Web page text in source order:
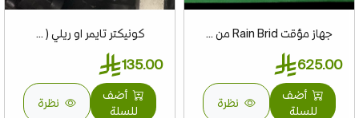
جهاز مؤقت Rain Brid من ...
625.00
أضف
للسلة
نظرة
كونيكتر تايمر او ريلي ( ...
135.00
أضف
للسلة
نظرة